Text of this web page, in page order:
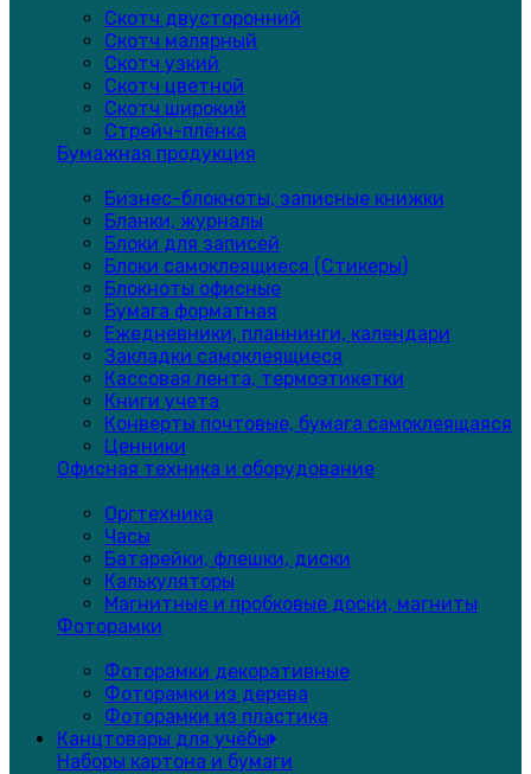
Скотч двусторонний
Скотч малярный
Скотч узкий
Скотч цветной
Скотч широкий
Стрейч-плёнка
Бумажная продукция
Бизнес-блокноты, записные книжки
Бланки, журналы
Блоки для записей
Блоки самоклеящиеся (Стикеры)
Блокноты офисные
Бумага форматная
Ежедневники, планнинги, календари
Закладки самоклеящиеся
Кассовая лента, термоэтикетки
Книги учета
Конверты почтовые, бумага самоклеящаяся
Ценники
Офисная техника и оборудование
Оргтехника
Часы
Батарейки, флешки, диски
Калькуляторы
Магнитные и пробковые доски, магниты
Фоторамки
Фоторамки декоративные
Фоторамки из дерева
Фоторамки из пластика
Канцтовары для учёбы
Наборы картона и бумаги